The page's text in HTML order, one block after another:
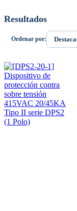
Resultados
Ordenar por: